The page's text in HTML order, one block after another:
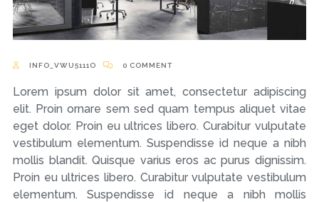
INFO_VWU5111O 0 COMMENT
Lorem ipsum dolor sit amet, consectetur adipiscing
elit. Proin ornare sem sed quam tempus aliquet vitae
eget dolor. Proin eu ultrices libero. Curabitur vulputate
vestibulum elementum. Suspendisse id neque a nibh
mollis blandit. Quisque varius eros ac purus dignissim.
Proin eu ultrices libero. Curabitur vulputate vestibulum
elementum. Suspendisse id neque a nibh mollis